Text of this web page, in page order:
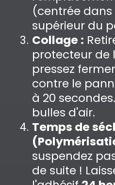
(centrée dans
supérieur du
Collage :
protecteur de
pressez
contre le
à 20
bulles d'air.
Temps de
suspendez
de suite !